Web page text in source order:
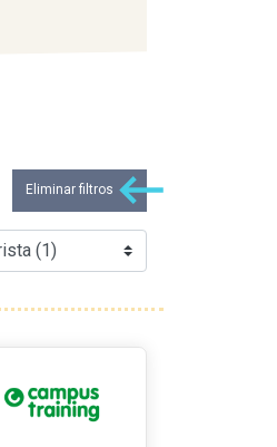
Eliminar filtros